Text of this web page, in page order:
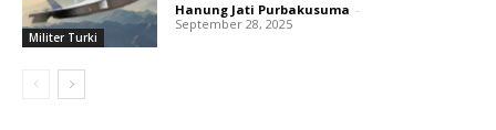
Militer Turki
Hanung Jati Purbakusuma -
September 28, 2025